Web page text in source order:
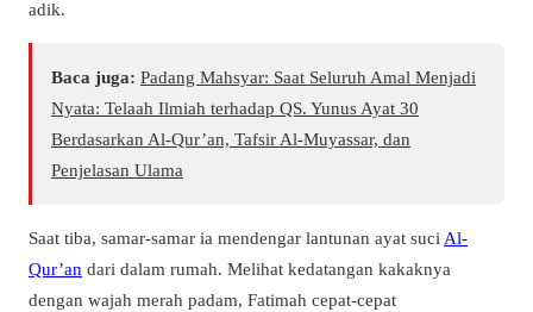
adik.
Baca juga: Padang Mahsyar: Saat Seluruh Amal Menjadi
Nyata: Telaah Ilmiah terhadap QS. Yunus Ayat 30
Berdasarkan Al-Qur’an, Tafsir Al-Muyassar, dan
Penjelasan Ulama
Saat tiba, samar-samar ia mendengar lantunan ayat suci Al-
Qur’an dari dalam rumah. Melihat kedatangan kakaknya
dengan wajah merah padam, Fatimah cepat-cepat